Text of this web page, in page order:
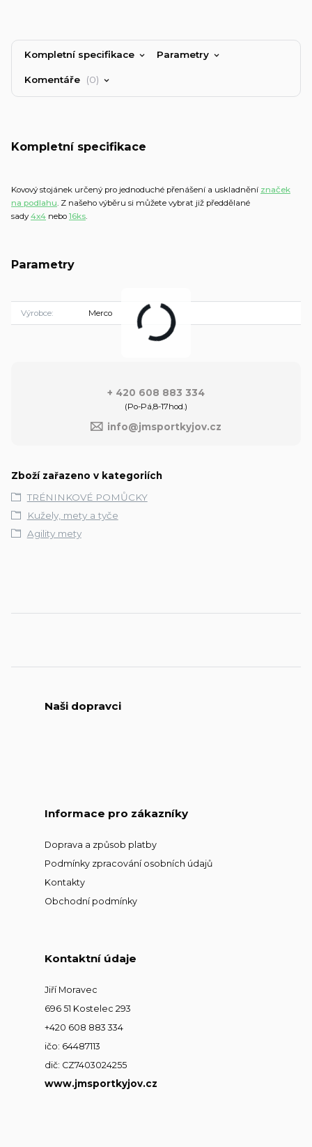
Kompletní specifikace Parametry
Komentáře 0
Kompletní specifikace
Kovový stojánek určený pro jednoduché přenášení a uskladnění značek
na podlahu. Z našeho výběru si můžete vybrat již předdělané
sady4x4 nebo 16ks.
Parametry
Výrobce Merco
+ 420 608 883 334
(Po-Pá,8-17hod.)
info@jmsportkyjov.cz
Zboží zařazeno v kategoriích
TRÉNINKOVÉ POMŮCKY
Kužely, mety a tyče
Agility mety
Naši dopravci
Informace pro zákazníky
Doprava a způsob platby
Podmínky zpracování osobních údajů
Kontakty
Obchodní podmínky
Kontaktní údaje
Jiří Moravec
696 51 Kostelec 293
+420 608 883 334
ičo: 64487113
dič: CZ7403024255
www.jmsportkyjov.cz